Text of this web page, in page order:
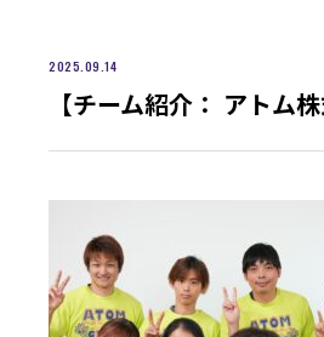
2025.09.14
【チーム紹介： アトム株